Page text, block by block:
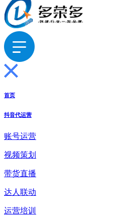
首页
抖音代运营
账号运营
视频策划
带货直播
达人联动
运营培训